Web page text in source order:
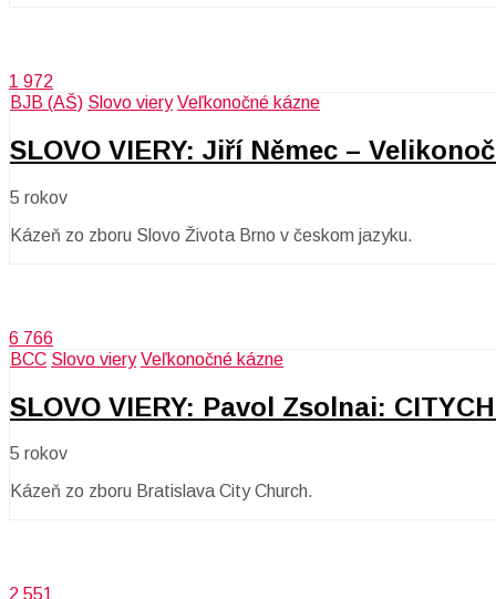
1 972
BJB (AŠ) Slovo viery Veľkonočné kázne
SLOVO VIERY: Jiří Němec –
5 rokov
Kázeň zo zboru Slovo Života Brno v českom jazyku.
6 766
BCC Slovo viery Veľkonočné kázne
SLOVO VIERY: Pavol Zsolnai:
5 rokov
Kázeň zo zboru Bratislava City Church.
2 551